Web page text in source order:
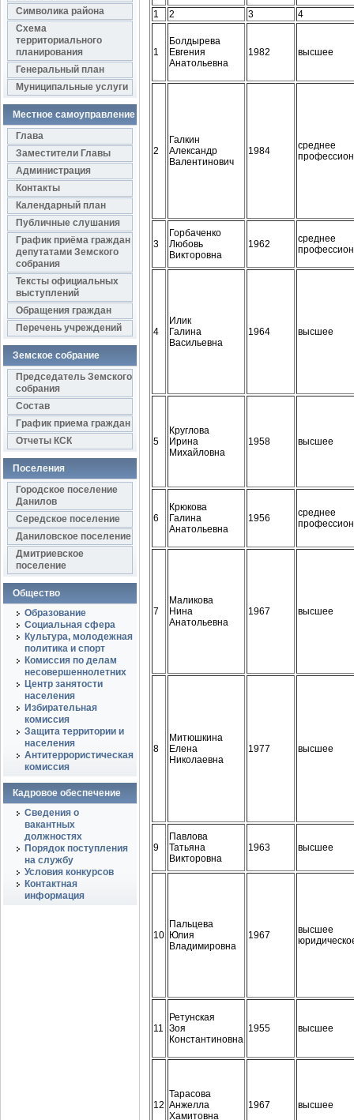
Символика района
Схема
территориального
планирования
Генеральный план
Муниципальные услуги
Местное самоуправление
Глава
Заместители Главы
Администрация
Контакты
Календарный план
Публичные слушания
График приёма граждан
депутатами Земского
собрания
Тексты официальных
выступлений
Обращения граждан
Перечень учреждений
Земское собрание
Председатель Земского
собрания
Состав
График приема граждан
Отчеты КСК
Поселения
Городское поселение
Данилов
Середское поселение
Даниловское поселение
Дмитриевское
поселение
Общество
Образование
Социальная сфера
Культура, молодежная
политика и спорт
Комиссия по делам
несовершеннолетних
Центр занятости
населения
Избирательная
комиссия
Защита территории и
населения
Антитеррористическая
комиссия
Кадровое обеспечение
Сведения о
вакантных
должностях
Порядок поступления
на службу
Условия конкурсов
Контактная
информация
1 2 3 4
1
Болдырева
Евгения
Анатольевна
1982 высшее
2
Галкин
Александр
Валентинович
1984
среднее
3
Горбаченко
Любовь
Викторовна
1962
среднее
4
Илик
Галина
Васильевна
1964 высшее
5
Круглова
Ирина
Михайловна
1958 высшее
6
Крюкова
Галина
Анатольевна
1956
среднее
7
Маликова
Нина
Анатольевна
1967 высшее
8
Митюшкина
Елена
Николаевна
1977 высшее
9
Павлова
Татьяна
Викторовна
1963 высшее
10
Пальцева
Юлия
Владимировна
1967
высшее
11
Ретунская
Зоя
Константиновна
1955 высшее
12
Тарасова
Анжелла
Хамитовна
1967 высшее